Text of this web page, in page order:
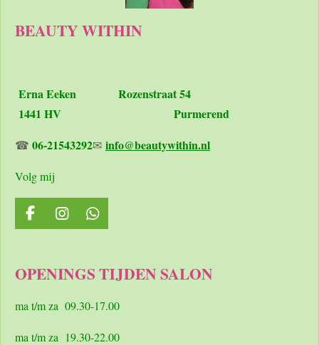
BEAUTY WITHIN
Erna Eeken Rozenstraat 54
1441 HV Purmerend
☎ 06-21543292✉ info@beautywithin.nl
Volg mij
F
a
b
o
I
n
a
r
m
W
h
s
p
OPENINGS TIJDEN SALON
ma t/m za 09.30-17.00
ma t/m za 19.30-22.00